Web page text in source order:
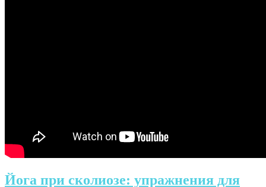
Йога при сколиозе: упражнения для